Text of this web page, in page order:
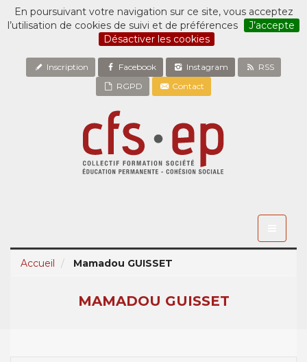
En poursuivant votre navigation sur ce site, vous acceptez
l’utilisation de cookies de suivi et de préférences
J’accepte
Désactiver les cookies
Inscription Facebook Instagram
RSS
RGPD
Contact
Accueil
Mamadou GUISSET
MAMADOU GUISSET